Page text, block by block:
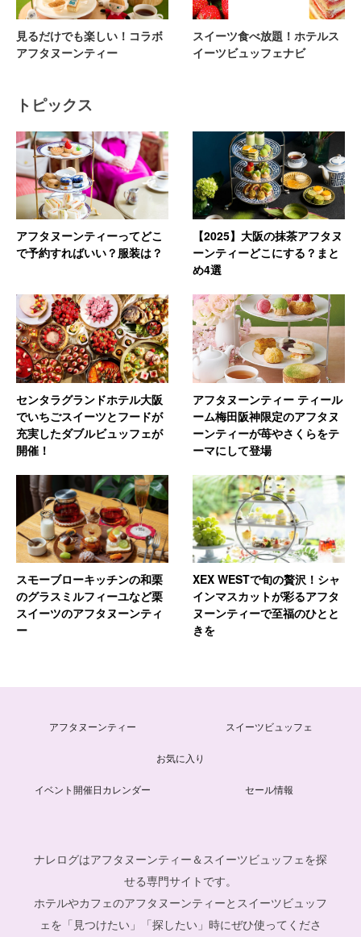
見るだけでも楽しい！コラボ
アフタヌーンティー
スイーツ食べ放題！ホテルス
イーツビュッフェナビ
トピックス
アフタヌーンティーってどこ
で予約すればいい？服装は？
【2025】大阪の抹茶アフタヌ
ーンティーどこにする？まと
め4選
センタラグランドホテル大阪
でいちごスイーツとフードが
充実したダブルビュッフェが
開催！
アフタヌーンティー ティール
ーム梅田阪神限定のアフタヌ
ーンティーが苺やさくらをテ
ーマにして登場
スモーブローキッチンの和栗
のグラスミルフィーユなど栗
スイーツのアフタヌーンティ
ー
XEX WESTで旬の贅沢！シャ
インマスカットが彩るアフタ
ヌーンティーで至福のひとと
きを
アフタヌーンティー スイーツビュッフェ
お気に入り
イベント開催日カレンダー セール情報
ナレログはアフタヌーンティー＆スイーツビュッフェを探
せる専門サイトです。
ホテルやカフェのアフタヌーンティーとスイーツビュッフ
ェを「見つけたい」「探したい」時にぜひ使ってくださ